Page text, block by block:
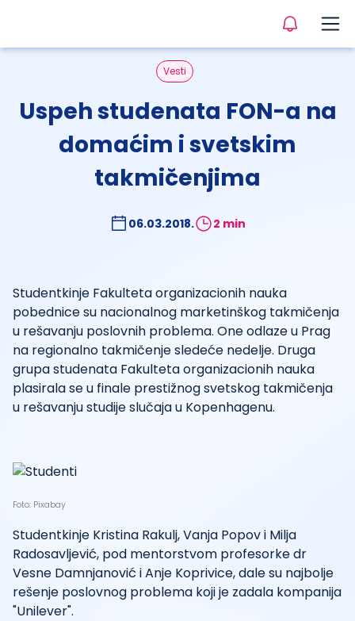
Vesti
Uspeh studenata FON-a na
domaćim i svetskim
takmičenjima
06.03.2018. 2 min
Studentkinje Fakulteta organizacionih nauka
pobednice su nacionalnog marketinškog takmičenja
u rešavanju poslovnih problema. One odlaze u Prag
na regionalno takmičenje sledeće nedelje. Druga
grupa studenata Fakulteta organizacionih nauka
plasirala se u finale prestižnog svetskog takmičenja
u rešavanju studije slučaja u Kopenhagenu.
Foto: Pixabay
Studentkinje Kristina Rakulj, Vanja Popov i Milja
Radosavljević, pod mentorstvom profesorke dr
Vesne Damnjanović i Anje Koprivice, dale su najbolje
rešenje poslovnog problema koji je zadala kompanija
"Unilever".